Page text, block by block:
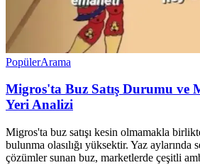
PopülerArama
Migros'ta Buz Satış Durumu ve
Yeri Analizi
Migros'ta buz satışı kesin olmamakla
bulunma olasılığı yüksektir. Yaz aylarında
çözümler sunan buz, marketlerde çeşitli